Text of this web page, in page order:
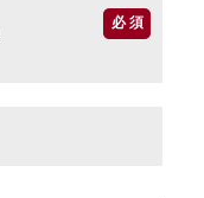
必 須